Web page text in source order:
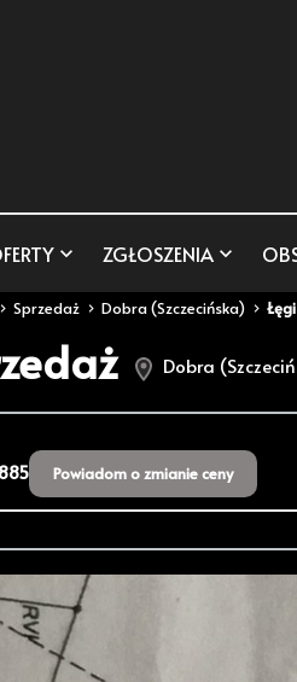
ZGŁOSZENIA
Sprzedaż Dobra (Szczecińska) Łęgi
Dobra
Powiadom o zmianie ceny